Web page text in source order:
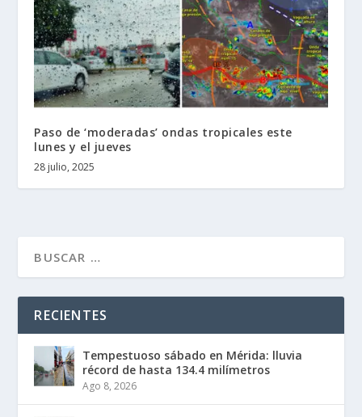
Paso de ‘moderadas’ ondas tropicales este
lunes y el jueves
28 julio, 2025
RECIENTES
Tempestuoso sábado en Mérida: lluvia
récord de hasta 134.4 milímetros
Ago 8, 2026